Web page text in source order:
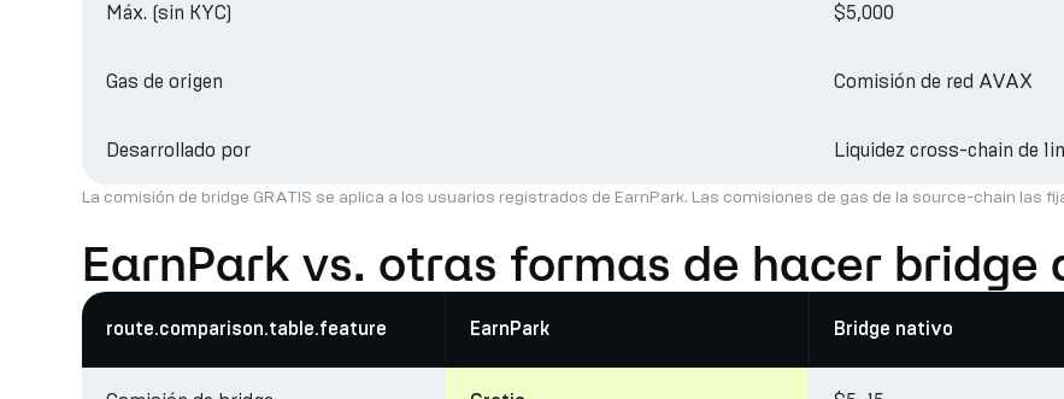
Máx. (sin KYC) $5,000
Gas de origen Comisión de red AVAX
Desarrollado por Liquidez cross-chain de
La comisión de bridge GRATIS se aplica a los usuarios registrados de EarnPark. Las comisiones de gas de la source-chain las
EarnPark vs. otras formas de hacer bridge
route.comparison.table.feature EarnPark Bridge nativo